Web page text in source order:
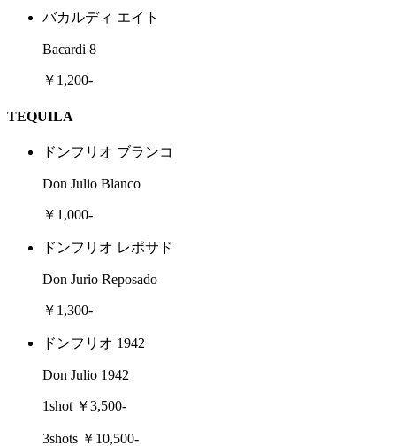
バカルディ エイト
Bacardi 8
￥1,200-
TEQUILA
ドンフリオ ブランコ
Don Julio Blanco
￥1,000-
ドンフリオ レポサド
Don Jurio Reposado
￥1,300-
ドンフリオ 1942
Don Julio 1942
1shot ￥3,500-
3shots ￥10,500-